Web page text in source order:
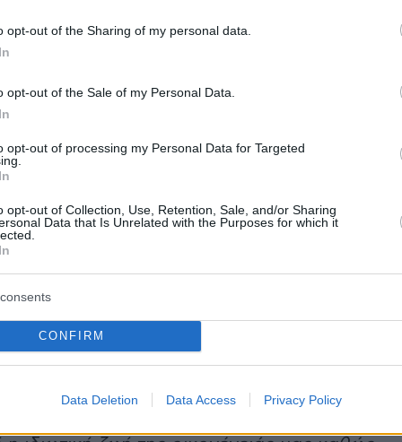
opt-out of the Sharing of my personal data.
opt-out of the Sale of my Personal Data.
opt-out of processing my Personal Data for Targeted
opt-out of Collection, Use, Retention, Sale, and/or Sharing
Data that Is Unrelated with the Purposes for which it
CONFIRM
Data Deletion Data Access Privacy Policy
από 25 χρόνια, ο 'Έλον Μασκ
πουκάμισα με τις ίδιες να διαμαρτύρονται
χρόνο στην οικογένειά του αλλά μόνο στην
ο τρίτος,
του με την επί 27 συναπτά έτη σύζυγό
ανακοίνωσαν χθες ο δισεκατομμυριούχος
,Μπιλ Γκέιτςκαι η σύζυγός του,
να κάνει το γύρο του κόσμου. Δεν
ως ζευγάρι στην επόμενη φάση της ζωής
αιτιολογία για την διάλυση του γάμου